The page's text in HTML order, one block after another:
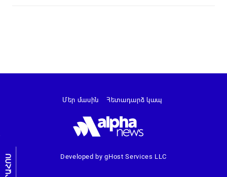
ԼՐԱՀՈՍ Developed by gHost Services LLC
Մեր մասին Հետադարձ կապ